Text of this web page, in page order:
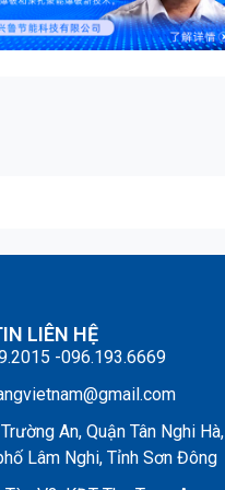
LIÊN HỆ
-096.193.6669
An, Quận Tân Nghi Hà,
Lâm Nghi, Tỉnh Sơn Đông